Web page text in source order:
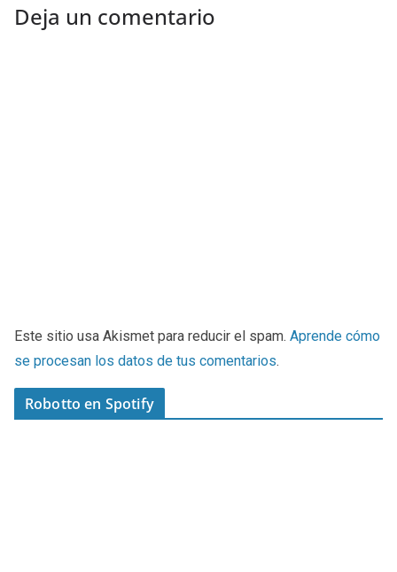
Deja un comentario
Este sitio usa Akismet para reducir el spam. Aprende cómo
se procesan los datos de tus comentarios.
Robotto en Spotify